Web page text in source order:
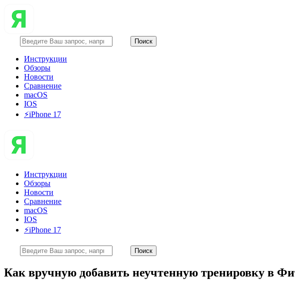
Инструкции
Обзоры
Новости
Сравнение
macOS
IOS
⚡️iPhone 17
Инструкции
Обзоры
Новости
Сравнение
macOS
IOS
⚡️iPhone 17
Как вручную добавить неучтенную тренировку в